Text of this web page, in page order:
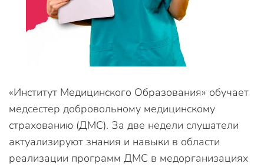
«Институт Медицинского Образования» обучает
медсестер добровольному медицинскому
страхованию (ДМС). За две недели слушатели
актуализируют знания и навыки в области
реализации программ ДМС в медорганизациях